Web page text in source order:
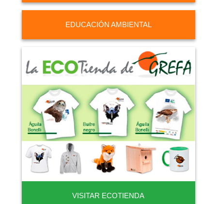
EDUCACIÓN AMBIENTAL
VISITAR ECOTIENDA